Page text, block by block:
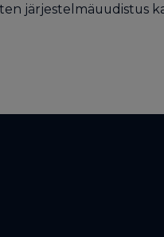
järjestelmäuudistus